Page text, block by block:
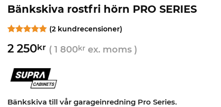
Bänkskiva rostfri hörn PRO SERIES
av 5
(2kundrecensioner)
2 250kr ( 1 800kr ex. moms )
Bänkskiva till vår garageinredning Pro Series.